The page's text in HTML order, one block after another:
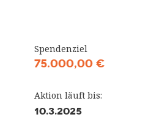
Spendenziel
75.000,00 €
Aktion läuft bis:
10.3.2025